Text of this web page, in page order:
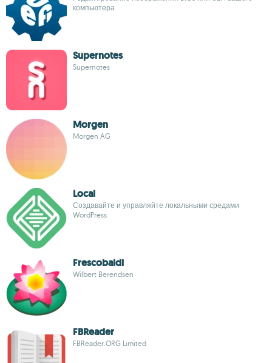
компьютера
Supernotes
Supernotes
Morgen
Morgen AG
Local
Создавайте и управляйте локальными средами
WordPress
Frescobaldi
Wilbert Berendsen
FBReader
FBReader.ORG Limited